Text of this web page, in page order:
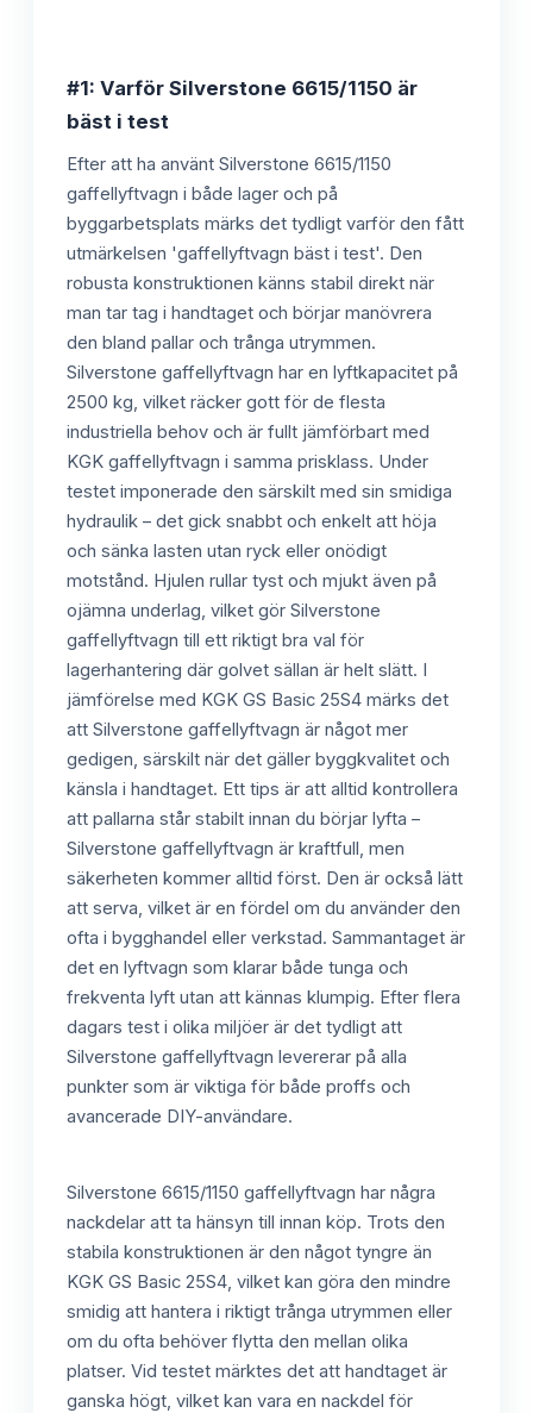
#1: Varför Silverstone 6615/1150 är
bäst i test
Efter att ha använt Silverstone 6615/1150
gaffellyftvagn i både lager och på
byggarbetsplats märks det tydligt varför den fått
utmärkelsen 'gaffellyftvagn bäst i test'. Den
robusta konstruktionen känns stabil direkt när
man tar tag i handtaget och börjar manövrera
den bland pallar och trånga utrymmen.
Silverstone gaffellyftvagn har en lyftkapacitet på
2500 kg, vilket räcker gott för de flesta
industriella behov och är fullt jämförbart med
KGK gaffellyftvagn i samma prisklass. Under
testet imponerade den särskilt med sin smidiga
hydraulik – det gick snabbt och enkelt att höja
och sänka lasten utan ryck eller onödigt
motstånd. Hjulen rullar tyst och mjukt även på
ojämna underlag, vilket gör Silverstone
gaffellyftvagn till ett riktigt bra val för
lagerhantering där golvet sällan är helt slätt. I
jämförelse med KGK GS Basic 25S4 märks det
att Silverstone gaffellyftvagn är något mer
gedigen, särskilt när det gäller byggkvalitet och
känsla i handtaget. Ett tips är att alltid kontrollera
att pallarna står stabilt innan du börjar lyfta –
Silverstone gaffellyftvagn är kraftfull, men
säkerheten kommer alltid först. Den är också lätt
att serva, vilket är en fördel om du använder den
ofta i bygghandel eller verkstad. Sammantaget är
det en lyftvagn som klarar både tunga och
frekventa lyft utan att kännas klumpig. Efter flera
dagars test i olika miljöer är det tydligt att
Silverstone gaffellyftvagn levererar på alla
punkter som är viktiga för både proffs och
avancerade DIY-användare.
Silverstone 6615/1150 gaffellyftvagn har några
nackdelar att ta hänsyn till innan köp. Trots den
stabila konstruktionen är den något tyngre än
KGK GS Basic 25S4, vilket kan göra den mindre
smidig att hantera i riktigt trånga utrymmen eller
om du ofta behöver flytta den mellan olika
platser. Vid testet märktes det att handtaget är
ganska högt, vilket kan vara en nackdel för